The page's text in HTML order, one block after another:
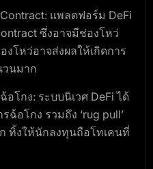
: แพลตฟอร์ม DeFi
ซึ่งอาจมีช่องโหว่
โหว่อาจส่งผลให้เกิดการ
วนมาก
อโกง: ระบบนิเวศ DeFi ได้
อโกง รวมถึง ‘rug pull’
ทิ้งให้นักลงทุนถือโทเคนที่